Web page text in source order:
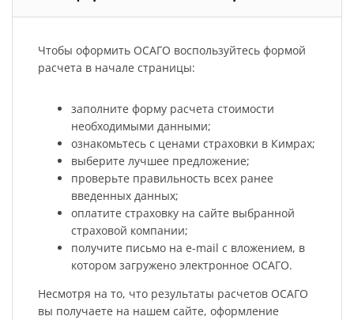
Чтобы оформить ОСАГО воспользуйтесь формой
расчета в начале страницы:
заполните форму расчета стоимости
необходимыми данными;
ознакомьтесь с ценами страховки в Кимрах;
выберите лучшее предложение;
проверьте правильность всех ранее
введенных данных;
оплатите страховку на сайте выбранной
страховой компании;
получите письмо на e-mail с вложением, в
котором загружено электронное ОСАГО.
Несмотря на то, что результаты расчетов ОСАГО
вы получаете на нашем сайте, оформление